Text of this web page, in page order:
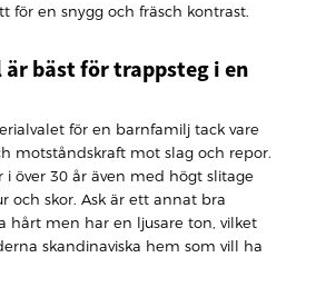
för en snygg och fräsch kontrast.
bäst för trappsteg i en
för en barnfamilj tack vare
motståndskraft mot slag och repor.
över 30 år även med högt slitage
och skor. Ask är ett annat bra
hårt men har en ljusare ton, vilket
skandinaviska hem som vill ha